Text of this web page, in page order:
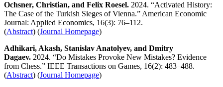
Ochsner, Christian, and Felix Roesel. 2024. “Activated History:
The Case of the Turkish Sieges of Vienna.” American Economic
Journal: Applied Economics, 16(3): 76–112.
(Abstract) (Journal Homepage)
Adhikari, Akash, Stanislav Anatolyev, and Dmitry
Dagaev. 2024. “Do Mistakes Provoke New Mistakes? Evidence
from Chess.” IEEE Transactions on Games, 16(2): 483–488.
(Abstract) (Journal Homepage)